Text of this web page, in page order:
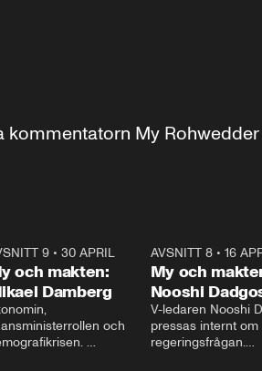
kommentatorn My
9• 30 APRIL
och makten:
Damberg
och
AVSNITT 8• 16
My och
Nooshi
V-ledaren Nooshi
pressas internt om
regeringsfrågan.